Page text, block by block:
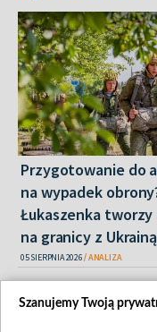
Przygotowanie do
na wypadek
Łukaszenka
na granicy z Ukrainą
05 SIERPNIA 2026 ANALIZA
Szanujemy Twoją